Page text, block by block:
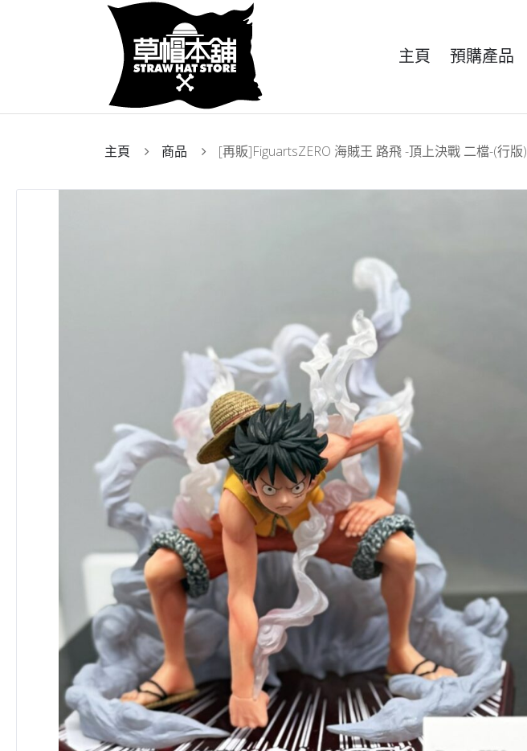
主頁 預購產品
主頁 商品 [再販]FiguartsZERO 海賊王 路飛 -頂上決戰 二檔-(行版)